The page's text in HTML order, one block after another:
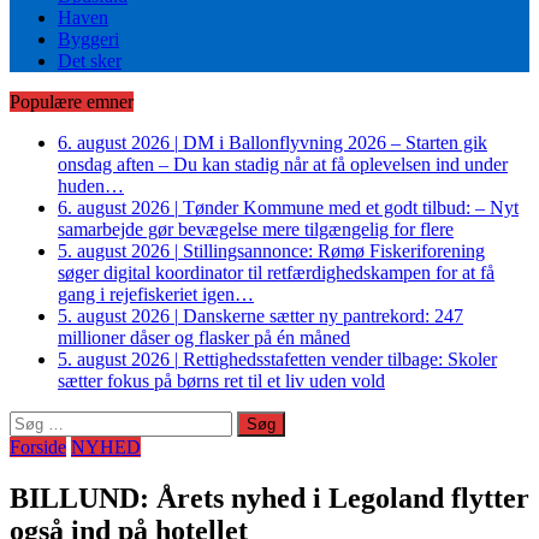
Haven
Byggeri
Det sker
Populære emner
6. august 2026 | DM i Ballonflyvning 2026 – Starten gik
onsdag aften – Du kan stadig når at få oplevelsen ind under
huden…
6. august 2026 | Tønder Kommune med et godt tilbud: – Nyt
samarbejde gør bevægelse mere tilgængelig for flere
5. august 2026 | Stillingsannonce: Rømø Fiskeriforening
søger digital koordinator til retfærdighedskampen for at få
gang i rejefiskeriet igen…
5. august 2026 | Danskerne sætter ny pantrekord: 247
millioner dåser og flasker på én måned
5. august 2026 | Rettighedsstafetten vender tilbage: Skoler
sætter fokus på børns ret til et liv uden vold
Søg
efter:
Forside NYHED
BILLUND: Årets nyhed i Legoland flytter
også ind på hotellet